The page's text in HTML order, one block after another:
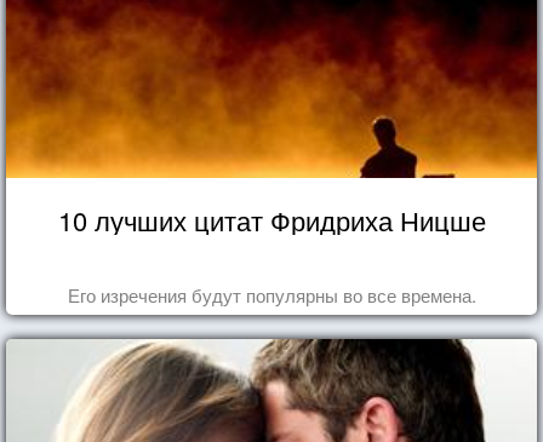
10 лучших цитат Фридриха Ницше
Его изречения будут популярны во все времена.